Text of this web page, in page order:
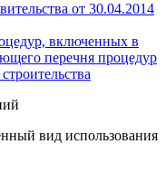
от 30.04.2014
включенных в
перечня процедур
вид использования